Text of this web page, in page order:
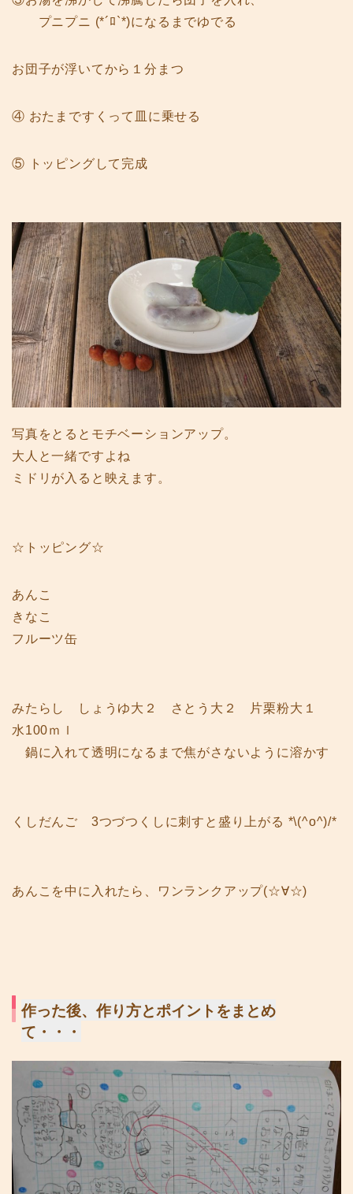
プニプニ (*´ﾛ`*)になるまでゆでる
お団子が浮いてから１分まつ
④ おたまですくって皿に乗せる
⑤ トッピングして完成
写真をとるとモチベーションアップ。
大人と一緒ですよね
ミドリが入ると映えます。
☆トッピング☆
あんこ
きなこ
フルーツ缶
みたらし しょうゆ大２ さとう大２ 片栗粉大１
水100ｍｌ
鍋に入れて透明になるまで焦がさないように溶かす
くしだんご 3つづつくしに刺すと盛り上がる *\(^o^)/*
あんこを中に入れたら、ワンランクアップ(☆∀☆)
作った後、作り方とポイントをまとめ
て・・・